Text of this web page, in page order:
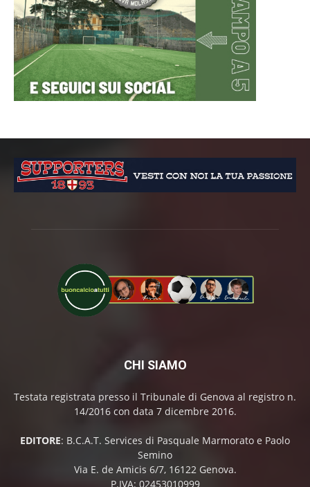
CHI SIAMO
Testata registrata presso il Tribunale di Genova al registro n.
14/2016 con data 7 dicembre 2016.
EDITORE: B.C.A.T. Services di Pasquale Marmorato e Paolo
Semino
Via E. de Amicis 6/7, 16122 Genova.
P.IVA: 02453010999